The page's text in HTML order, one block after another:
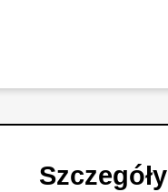
Szczegóły